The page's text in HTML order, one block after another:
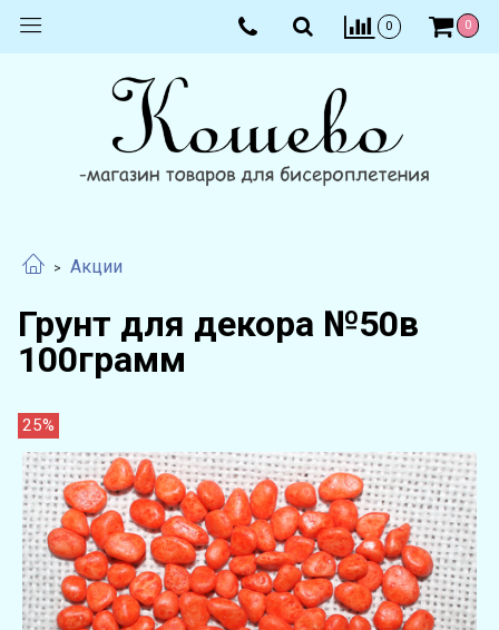
0 0
Акции
Грунт для декора №50в
100грамм
25%